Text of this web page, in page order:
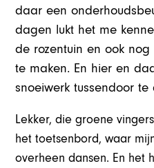
daar een
dagen lukt het me
de rozentuin en ook
te maken. En hier en
snoeiwerk tussendoor te
Lekker, die groene
het toetsenbord, waar
overheen dansen. En het